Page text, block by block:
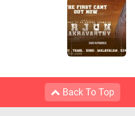
Back To Top